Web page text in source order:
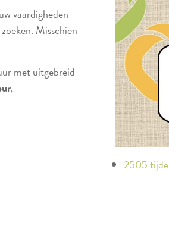
vaardigheden
Misschien
met uitgebreid
,
2505